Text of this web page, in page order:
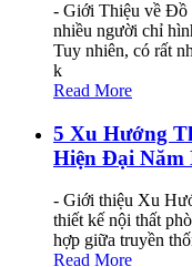
- Giới Thiệu về Đồ
nhiều người chỉ
Tuy nhiên, có rất
k
Read More
5 Xu Hướng
Hiện Đại Năm
- Giới thiệu Xu
thiết kế nội thất
hợp giữa truyền
Read More